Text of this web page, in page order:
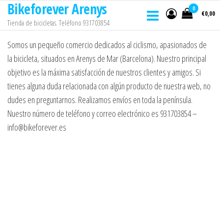
Saltar
contenido
Bikeforever Arenys
Tienda de bicicletas. Teléfono 931703854
0
€0,00
Somos un pequeño comercio dedicados al ciclismo, apasionados de
la bicicleta, situados en Arenys de Mar (Barcelona). Nuestro principal
objetivo es la máxima satisfacción de nuestros clientes y amigos. Si
tienes alguna duda relacionada con algún producto de nuestra web, no
dudes en preguntarnos. Realizamos envíos en toda la península.
Nuestro número de teléfono y correo electrónico es 931703854 –
info@bikeforever.es